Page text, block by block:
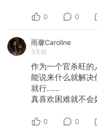
0 0
雨馨Caroline
3天前
作为一个官杀旺的
能说来什么就解
就行……
真喜欢困难就不会
0 0